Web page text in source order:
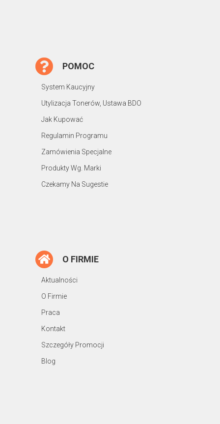
POMOC
System Kaucyjny
Utylizacja Tonerów, Ustawa BDO
Jak Kupować
Regulamin Programu
Zamówienia Specjalne
Produkty Wg. Marki
Czekamy Na Sugestie
O FIRMIE
Aktualności
O Firmie
Praca
Kontakt
Szczegóły Promocji
Blog